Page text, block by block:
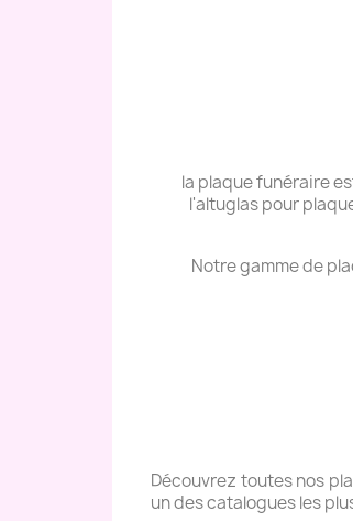
la plaque funéraire
l'altuglas pour
Notre gamme de
Découvrez toutes nos
un des catalogues les